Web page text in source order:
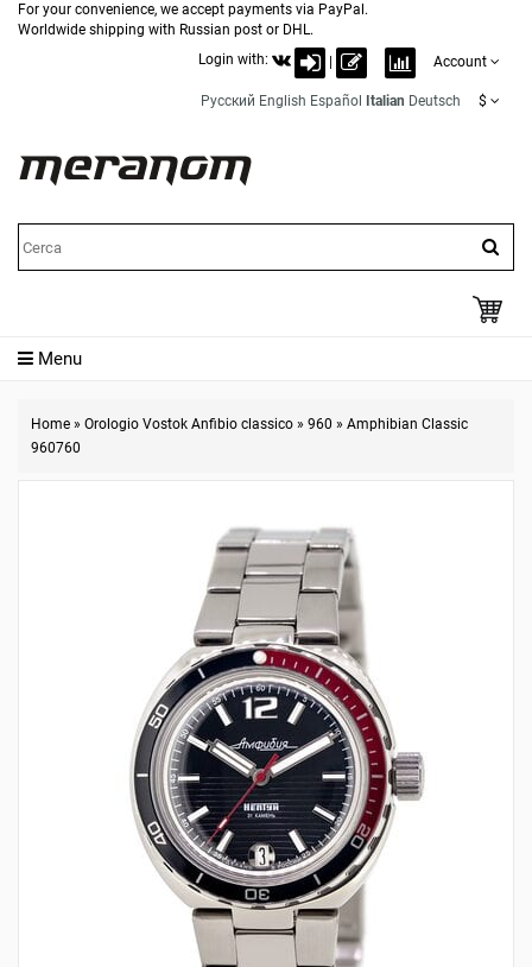
For your convenience, we accept payments via PayPal.
Worldwide shipping with Russian post or DHL.
Login with:
Account
Русский English Español Italian Deutsch $
Menu
Home » Orologio Vostok Anfibio classico » 960 » Amphibian Classic
960760